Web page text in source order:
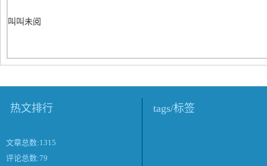
叫叫未阅
热文排行
文章总数:1315
评论总数:79
tags/标签